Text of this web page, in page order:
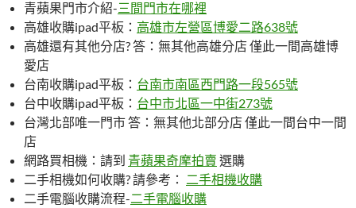
青蘋果門市介紹-三間門市在哪裡
高雄收購ipad平板： 高雄市左營區博愛二路638號
高雄還有其他分店? 答：無其他高雄分店 僅此一間高雄博
愛店
台南收購ipad平板： 台南市南區西門路一段565號
台中收購ipad平板： 台中市北區一中街273號
台灣北部唯一門市 答：無其他北部分店 僅此一間台中一間
店
網路買相機：請到 青蘋果奇摩拍賣 選購
二手相機如何收購? 請參考：
二手相機收購
二手電腦收購流程-二手電腦收購